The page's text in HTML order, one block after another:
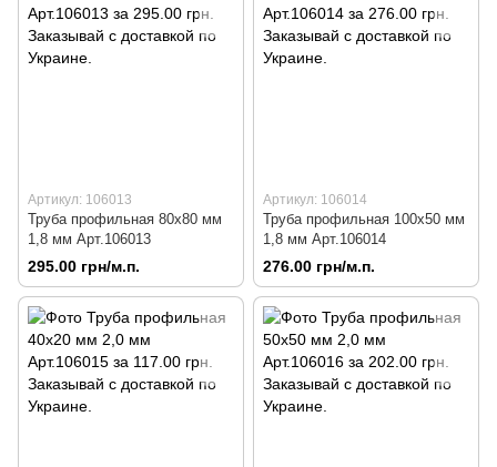
Артикул: 106013
Труба профильная 80х80 мм
1,8 мм Арт.106013
295.00 грн/м.п.
Артикул: 106014
Труба профильная 100х50 мм
1,8 мм Арт.106014
276.00 грн/м.п.